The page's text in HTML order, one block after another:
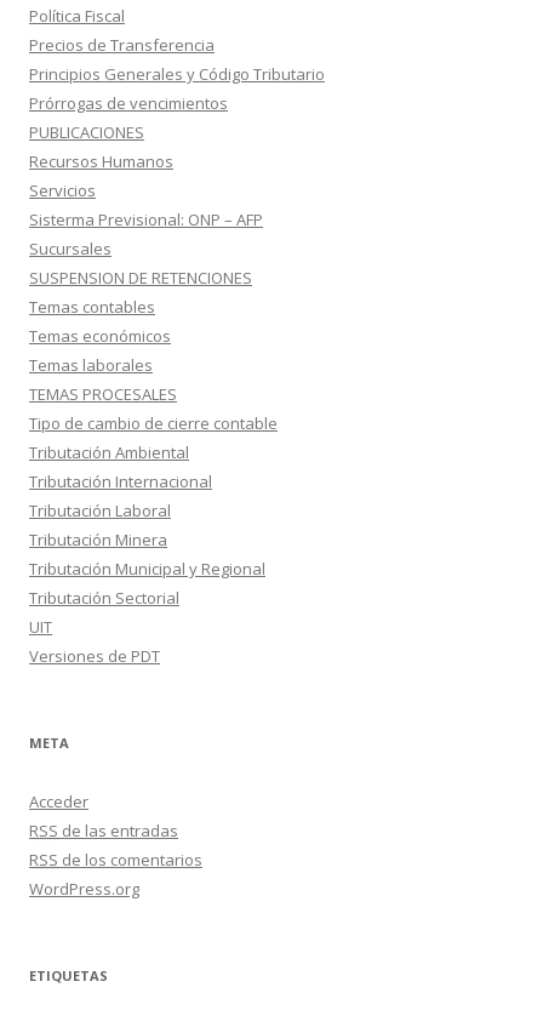
Política Fiscal
Precios de Transferencia
Principios Generales y Código Tributario
Prórrogas de vencimientos
PUBLICACIONES
Recursos Humanos
Servicios
Sisterma Previsional: ONP – AFP
Sucursales
SUSPENSION DE RETENCIONES
Temas contables
Temas económicos
Temas laborales
TEMAS PROCESALES
Tipo de cambio de cierre contable
Tributación Ambiental
Tributación Internacional
Tributación Laboral
Tributación Minera
Tributación Municipal y Regional
Tributación Sectorial
UIT
Versiones de PDT
META
Acceder
RSS de las entradas
RSS de los comentarios
WordPress.org
ETIQUETAS